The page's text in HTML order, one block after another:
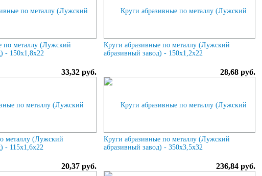
по металлу (Лужский
- 150х1,8х22
33,32 руб.
Круги абразивные по металлу (Лужский
абразивный завод) - 150х1,2х22
28,68 руб.
металлу (Лужский
- 115х1,6х22
20,37 руб.
Круги абразивные по металлу (Лужский
абразивный завод) - 350х3,5х32
236,84 руб.